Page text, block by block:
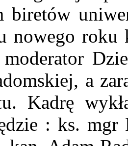
biretów
nowego
a
Kadrę
: ks. mgr